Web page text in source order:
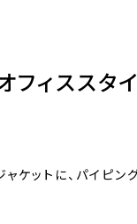
フィススタ
ケットに、パイピン